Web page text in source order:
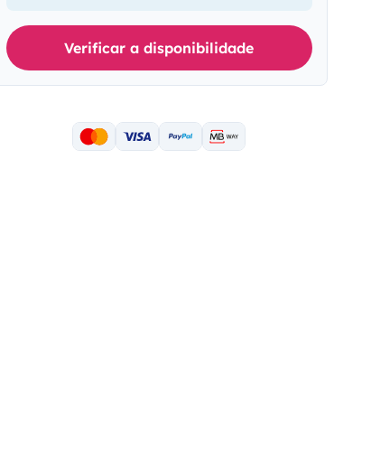
Verificar a disponibilidade